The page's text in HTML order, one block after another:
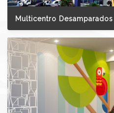
Multicentro Desamparados